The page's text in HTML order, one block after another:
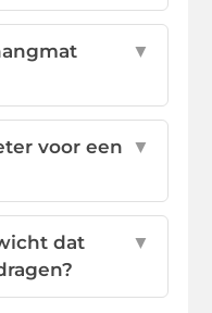
▼
voor een ▼
dat
▼